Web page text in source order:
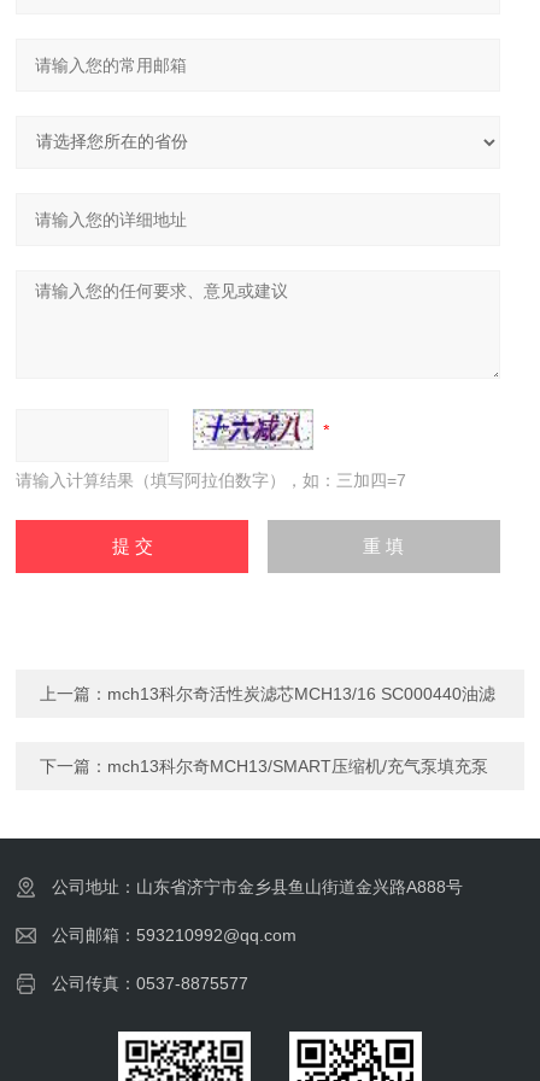
请输入计算结果（填写阿拉伯数字），如：三加四=7
上一篇： mch13科尔奇活性炭滤芯MCH13/16 SC000440油滤
下一篇： mch13科尔奇MCH13/SMART压缩机/充气泵填充泵
公司地址：山东省济宁市金乡县鱼山街道金兴路A888号
公司邮箱：593210992@qq.com
公司传真：0537-8875577